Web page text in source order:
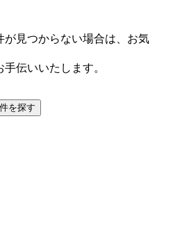
が見つからない場合は、お気
伝いいたします。